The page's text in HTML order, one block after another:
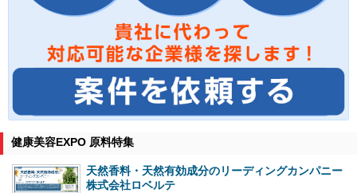
健康美容EXPO 原料特集
天然香料・天然有効成分のリーディングカンパニー
株式会社ロベルテ